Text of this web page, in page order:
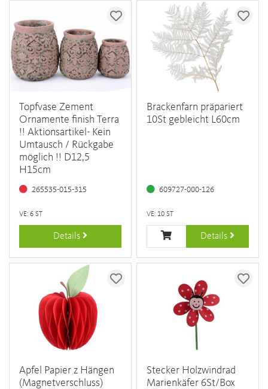
Topfvase Zement
Ornamente finish Terra
!! Aktionsartikel- Kein
Umtausch / Rückgabe
möglich !! D12,5
H15cm
265535-015-315
VE: 6 ST
Details
Brackenfarn präpariert
10St gebleicht L60cm
609727-000-126
VE: 10 ST
Details
Apfel Papier z Hängen
(Magnetverschluss)
Stecker Holzwindrad
Marienkäfer 6St/Box